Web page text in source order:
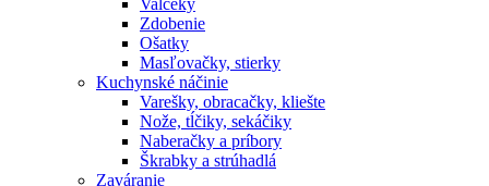
Valčeky
Zdobenie
Ošatky
Masľovačky, stierky
Kuchynské náčinie
Varešky, obracačky, kliešte
Nože, tĺčiky, sekáčiky
Naberačky a príbory
Škrabky a strúhadlá
Zaváranie